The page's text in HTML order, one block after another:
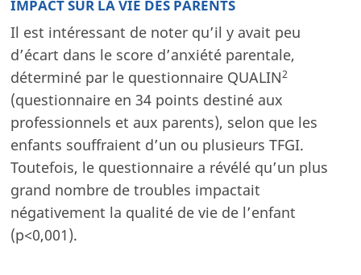
IMPACT SUR LA VIE DES PARENTS
Il est intéressant de noter qu’il y avait peu
d’écart dans le score d’anxiété parentale,
déterminé par le questionnaire QUALIN2
(questionnaire en 34 points destiné aux
professionnels et aux parents), selon que les
enfants souffraient d’un ou plusieurs TFGI.
Toutefois, le questionnaire a révélé qu’un plus
grand nombre de troubles impactait
négativement la qualité de vie de l’enfant
(p<0,001).